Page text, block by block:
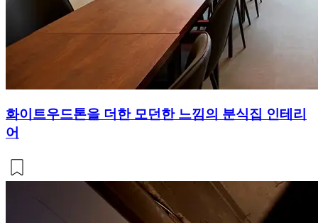
화이트우드톤을 더한 모던한 느낌의 분식집 인테리
어